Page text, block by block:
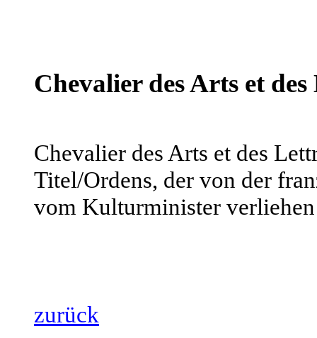
Chevalier des Arts et des
Chevalier des Arts et des
Titel/Ordens, der von der
vom Kulturminister
zurück